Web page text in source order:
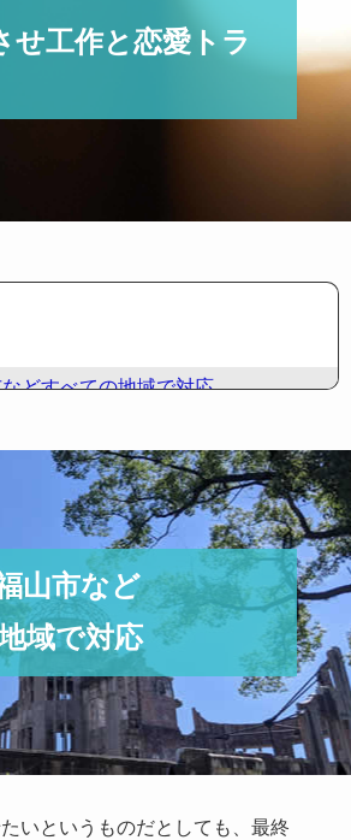
せ工作と恋愛トラ
どすべての地域で対応
コミ
さんを別れさせたい。福山市 女性(22)
れている場合。尾道市 女性(31)
別れさせたい。広島市安芸区 男性(62)
子供を妊娠。福山市 女性(25)
。呉市 男性(35)
復縁したい。竹原市 女性(27)
山市など
域で対応
いというものだとしても、最終